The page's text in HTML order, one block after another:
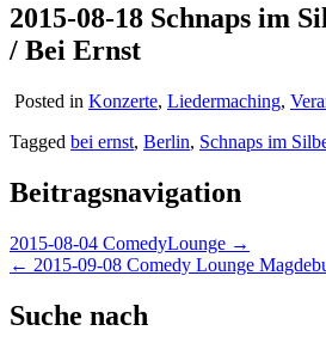
2015-08-18 Schnaps im
/ Bei Ernst
Posted in Konzerte, Liedermaching,
Tagged bei ernst, Berlin, Schnaps im
Beitragsnavigation
2015-08-04 ComedyLounge →
← 2015-09-08 Comedy Lounge
Suche nach